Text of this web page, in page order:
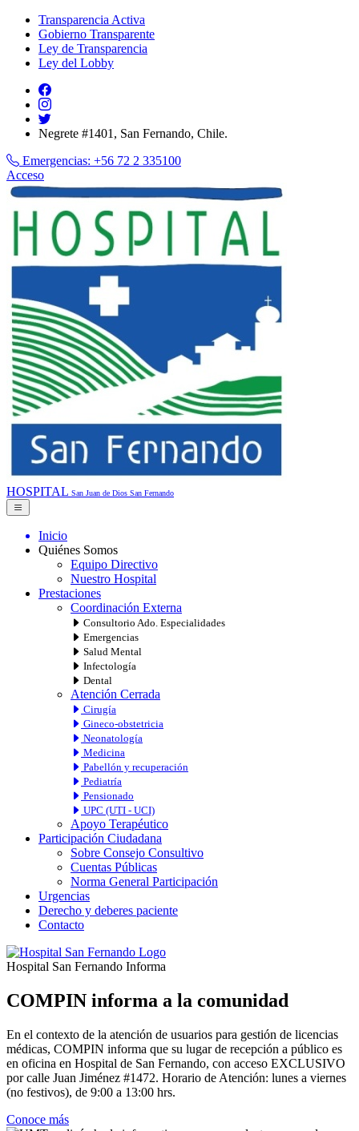
Transparencia Activa
Gobierno Transparente
Ley de Transparencia
Ley del Lobby
Negrete #1401, San Fernando, Chile.
Emergencias: +56 72 2 335100
Acceso
HOSPITAL San Juan de Dios San Fernando
Inicio
Quiénes Somos
Equipo Directivo
Nuestro Hospital
Prestaciones
Coordinación Externa
Consultorio Ado. Especialidades
Emergencias
Salud Mental
Infectología
Dental
Atención Cerrada
Cirugía
Gineco-obstetricia
Neonatología
Medicina
Pabellón y recuperación
Pediatría
Pensionado
UPC (UTI - UCI)
Apoyo Terapéutico
Participación Ciudadana
Sobre Consejo Consultivo
Cuentas Públicas
Norma General Participación
Urgencias
Derecho y deberes paciente
Contacto
Hospital San Fernando Informa
COMPIN informa a la comunidad
En el contexto de la atención de usuarios para gestión de licencias
médicas, COMPIN informa que su lugar de recepción a público es
en oficina en Hospital de San Fernando, con acceso EXCLUSIVO
por calle Juan Jiménez #1472. Horario de Atención: lunes a viernes
(no festivos), de 9:00 a 13:00 hrs.
Conoce más